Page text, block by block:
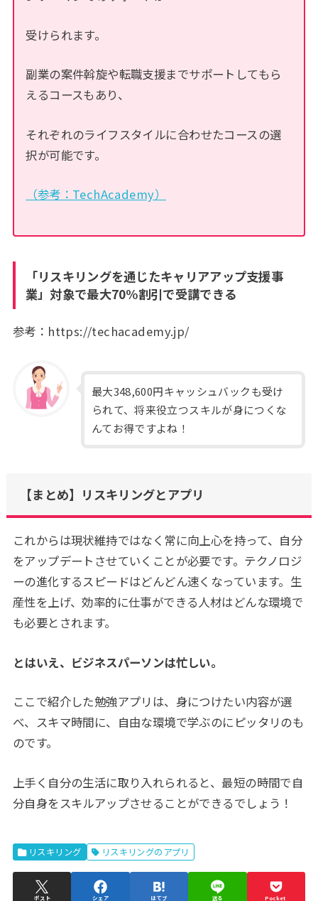
受けられます。
副業の案件斡旋や転職支援までサポートしてもら
えるコースもあり、
それぞれのライフスタイルに合わせたコースの選
択が可能です。
（参考：TechAcademy）
「リスキリングを通じたキャリアアップ支援事
業」対象で最大70%割引で受講できる
参考：https://techacademy.jp/
最大348,600円キャッシュバックも受け
られて、将来役立つスキルが身につくな
んてお得ですよね！
【まとめ】リスキリングとアプリ
これからは現状維持ではなく常に向上心を持って、自分
をアップデートさせていくことが必要です。テクノロジ
ーの進化するスピードはどんどん速くなっています。生
産性を上げ、効率的に仕事ができる人材はどんな環境で
も必要とされます。
とはいえ、ビジネスパーソンは忙しい。
ここで紹介した勉強アプリは、身につけたい内容が選
べ、スキマ時間に、自由な環境で学ぶのにピッタリのも
のです。
上手く自分の生活に取り入れられると、最短の時間で自
分自身をスキルアップさせることができるでしょう！
リスキリング リスキリングのアプリ
ポスト シェア はてブ 送る Pocket